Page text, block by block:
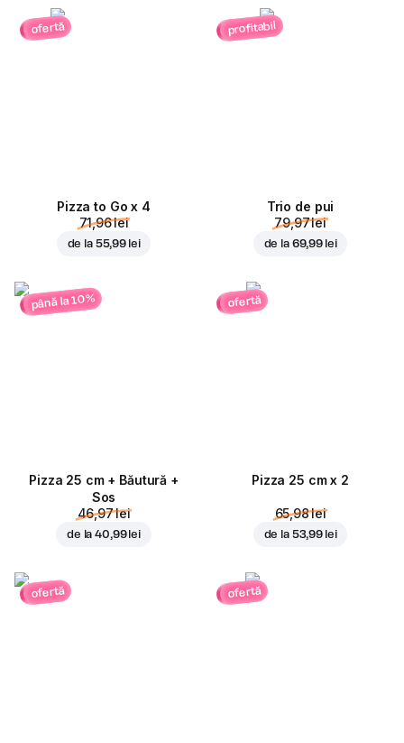
ofertă
Pizza to Go x 4
71,96 lei
de la 55,99 lei
profitabil
Trio de pui
79,97 lei
de la 69,99 lei
până la 10%
Pizza 25 cm + Băutură +
Sos
46,97 lei
de la40,99 lei
ofertă
Pizza 25 cm x 2
65,98 lei
de la 53,99 lei
ofertă ofertă